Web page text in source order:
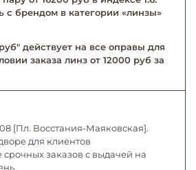
с брендом в категории «линзы»
действует на все оправы для
заказа линз от 12000 руб за
[Пл. Восстания-Маяковская].
для клиентов
срочных заказов с выдачей на